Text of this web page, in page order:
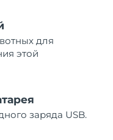
для
этой
заряда USB.